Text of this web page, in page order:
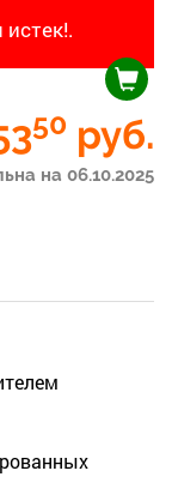
50 руб.
на 06.10.2025